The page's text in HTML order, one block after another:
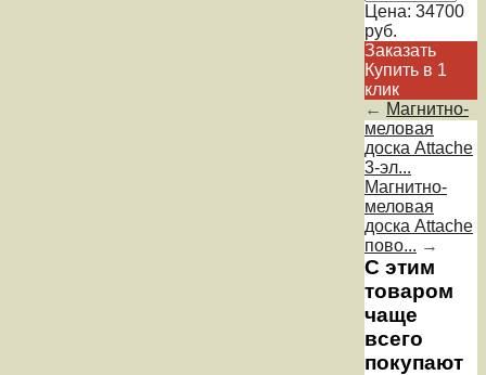
Цена: 34700
руб.
Заказать
Купить в 1
клик
← Магнитно-
меловая
доска Attache
3-эл...
Магнитно-
меловая
доска Attache
пово... →
С этим
товаром
чаще
всего
покупают